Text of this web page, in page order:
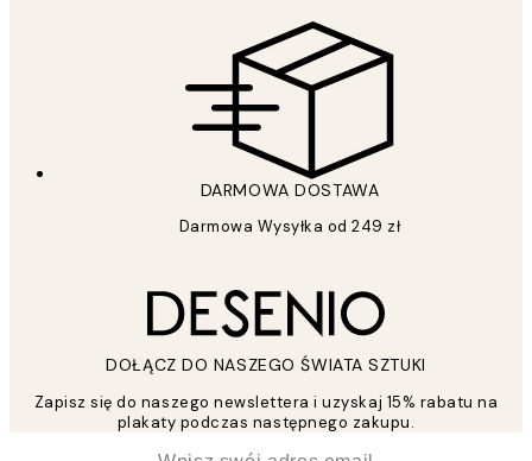
DARMOWA DOSTAWA
Darmowa Wysyłka od 249 zł
DOŁĄCZ DO NASZEGO ŚWIATA SZTUKI
Zapisz się do naszego newslettera i uzyskaj 15% rabatu na
plakaty podczas następnego zakupu.